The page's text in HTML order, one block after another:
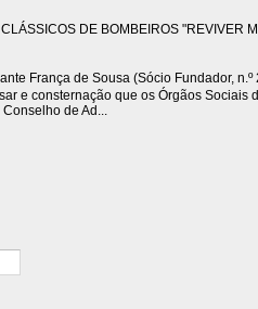
DE BOMBEIROS "REVIVER
França de Sousa (Sócio Fundador, n.º
e consternação que os Órgãos Sociais
de Ad...